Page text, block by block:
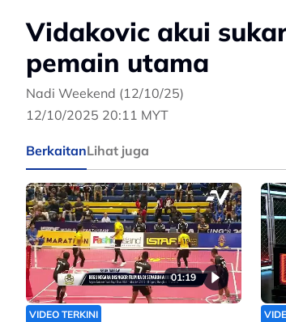
Vidakovic akui
pemain utama
Nadi Weekend (12/10/25)
12/10/2025 20:11 MYT
BerkaitanLihat juga
01:19
VIDEO TERKINI